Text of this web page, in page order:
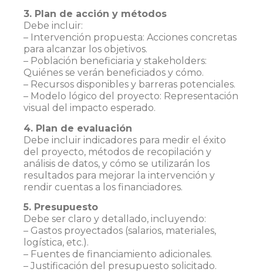
3. Plan de acción y métodos
Debe incluir:
– Intervención propuesta: Acciones concretas
para alcanzar los objetivos.
– Población beneficiaria y stakeholders:
Quiénes se verán beneficiados y cómo.
– Recursos disponibles y barreras potenciales.
– Modelo lógico del proyecto: Representación
visual del impacto esperado.
4. Plan de evaluación
Debe incluir indicadores para medir el éxito
del proyecto, métodos de recopilación y
análisis de datos, y cómo se utilizarán los
resultados para mejorar la intervención y
rendir cuentas a los financiadores.
5. Presupuesto
Debe ser claro y detallado, incluyendo:
– Gastos proyectados (salarios, materiales,
logística, etc.).
– Fuentes de financiamiento adicionales.
– Justificación del presupuesto solicitado.